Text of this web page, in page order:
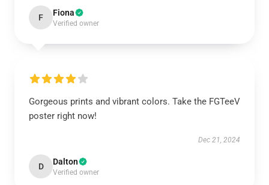
F Fiona
Verified owner
Gorgeous prints and vibrant colors. Take the FGTeeV
poster right now!
Dec 21, 2024
D Dalton
Verified owner